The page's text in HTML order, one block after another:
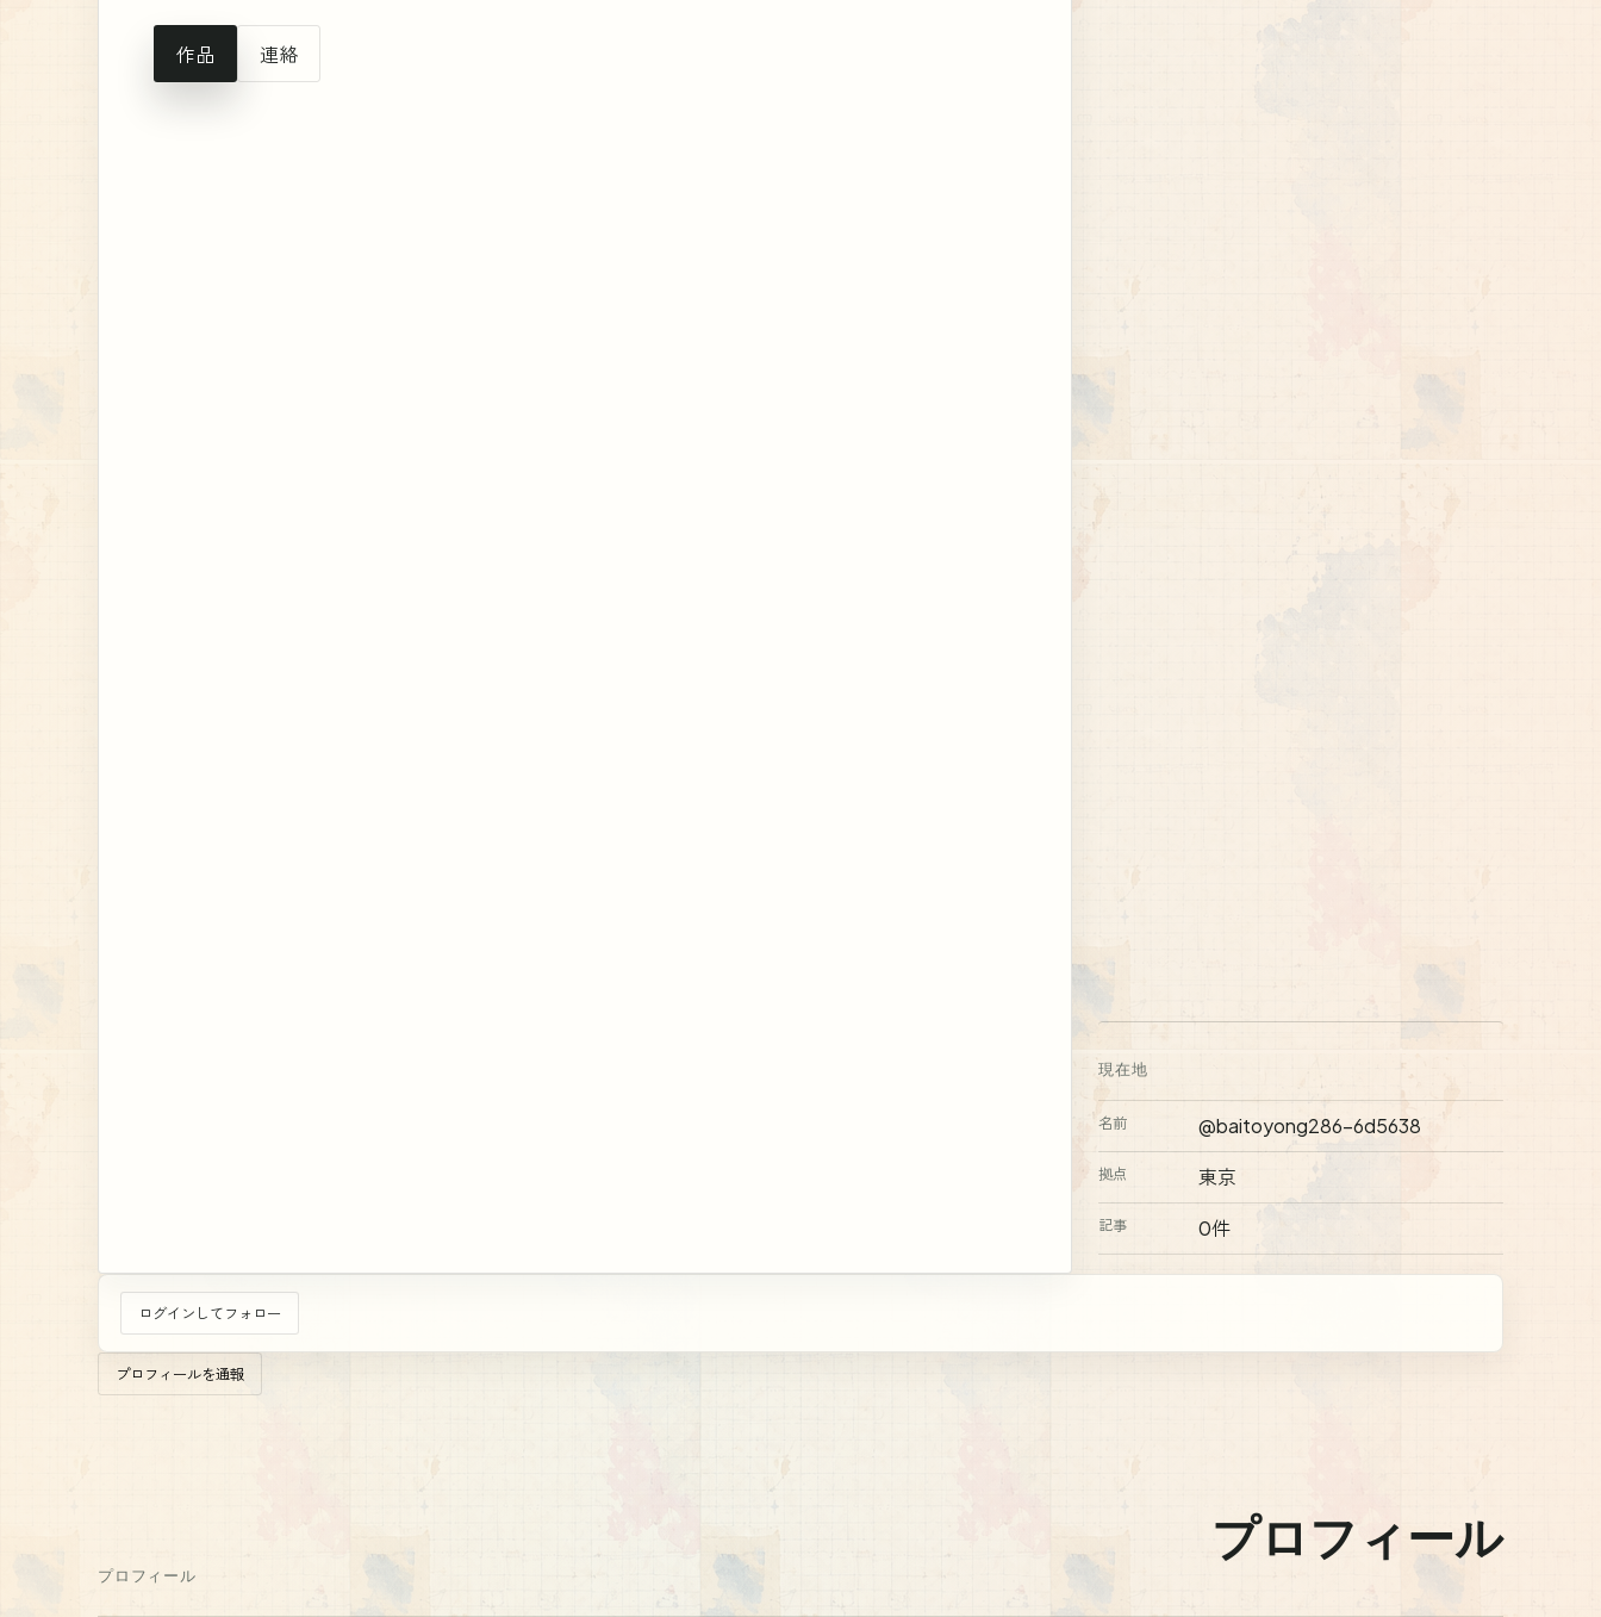
作品 連絡
現在地
名前 @baitoyong286-6d5638
拠点 東京
記事 0件
ログインしてフォロー
プロフィールを通報
プロフィール
プロフィール